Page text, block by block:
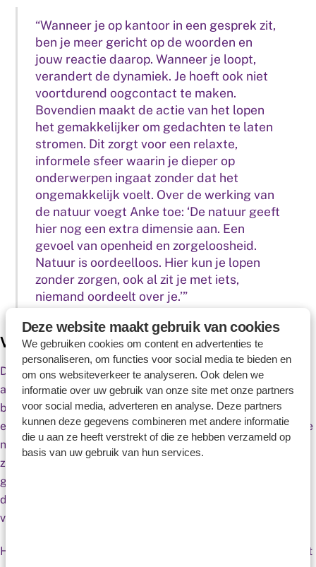
Deze website maakt gebruik van cookies
We gebruiken cookies om content en advertenties te
personaliseren, om functies voor social media te bieden en
om ons websiteverkeer te analyseren. Ook delen we
informatie over uw gebruik van onze site met onze partners
voor social media, adverteren en analyse. Deze partners
kunnen deze gegevens combineren met andere informatie
die u aan ze heeft verstrekt of die ze hebben verzameld op
basis van uw gebruik van hun services.
“Wanneer je op kantoor in een gesprek zit,
ben je meer gericht op de woorden en
jouw reactie daarop. Wanneer je loopt,
verandert de dynamiek. Je hoeft ook niet
voortdurend oogcontact te maken.
Bovendien maakt de actie van het lopen
het gemakkelijker om gedachten te laten
stromen. Dit zorgt voor een relaxte,
informele sfeer waarin je dieper op
onderwerpen ingaat zonder dat het
ongemakkelijk voelt. Over de werking van
de natuur voegt Anke toe: ‘De natuur geeft
hier nog een extra dimensie aan. Een
gevoel van openheid en zorgeloosheid.
Natuur is oordeelloos. Hier kun je lopen
zonder zorgen, ook al zit je met iets,
niemand oordeelt over je.’”
Vitamine G voor ontspanning
Dat gevoel van openheid werkt inderdaad bevrijdend. Net
als de natuurlijke prikkels van de wind, de zon, de geur van
bomen. Dit heeft niet alleen een positief psychologisch
effect, maar ook een fysiologisch effect op je lichaam. In de
natuur ben je omgeven door groen, de elementen en
zuurstof. Die groene vitamine, of vitamine G, roept een
gevoel van rust en veiligheid op en helpt je ontspannen. Tel
daarbij op de beweging die helpt om stress in je lijf te
verminderen.
Het is een vitaliserende combinatie: het cortisolniveau daalt